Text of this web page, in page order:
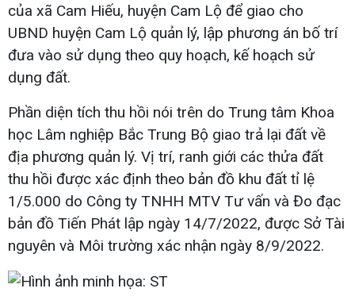
của xã Cam Hiếu, huyện Cam Lộ để giao cho
UBND huyện Cam Lộ quản lý, lập phương án bố trí
đưa vào sử dụng theo quy hoạch, kế hoạch sử
dụng đất.
Phần diện tích thu hồi nói trên do Trung tâm Khoa
học Lâm nghiệp Bắc Trung Bộ giao trả lại đất về
địa phương quản lý. Vị trí, ranh giới các thửa đất
thu hồi được xác định theo bản đồ khu đất tỉ lệ
1/5.000 do Công ty TNHH MTV Tư vấn và Đo đạc
bản đồ Tiến Phát lập ngày 14/7/2022, được Sở Tài
nguyên và Môi trường xác nhận ngày 8/9/2022.